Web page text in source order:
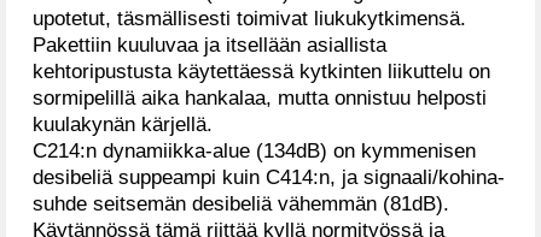
upotetut, täsmällisesti toimivat liukukytkimensä.
Pakettiin kuuluvaa ja itsellään asiallista
kehtoripustusta käytettäessä kytkinten liikuttelu on
sormipelillä aika hankalaa, mutta onnistuu helposti
kuulakynän kärjellä.
C214:n dynamiikka-alue (134dB) on kymmenisen
desibeliä suppeampi kuin C414:n, ja signaali/kohina-
suhde seitsemän desibeliä vähemmän (81dB).
Käytännössä tämä riittää kyllä normityössä ja